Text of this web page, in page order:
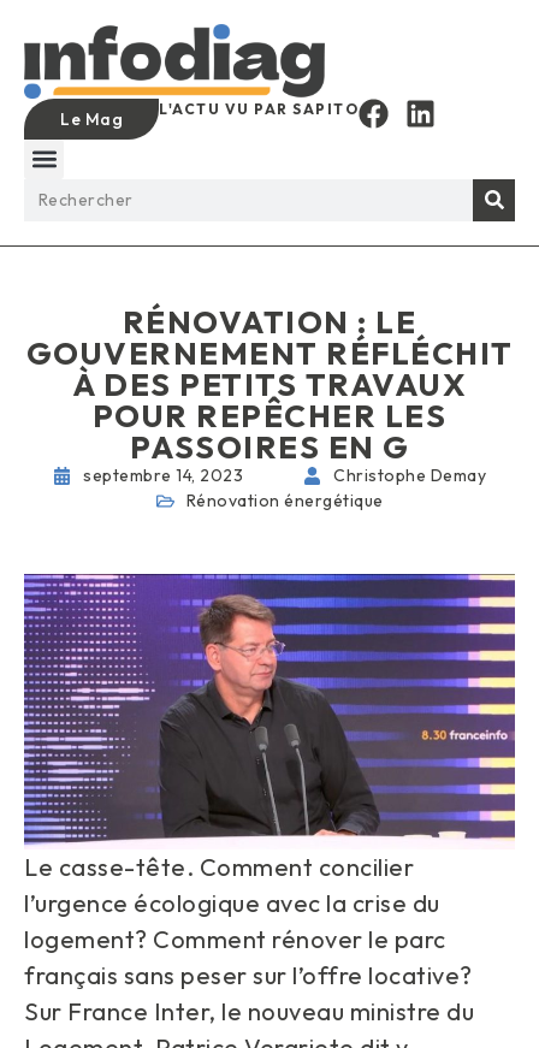
Le Mag L'ACTU VU PAR SAPITO
RÉNOVATION : LE
GOUVERNEMENT RÉFLÉCHIT
À DES PETITS TRAVAUX
POUR REPÊCHER LES
PASSOIRES EN G
septembre 14, 2023
Christophe Demay
Rénovation énergétique
Le casse-tête. Comment concilier
l’urgence écologique avec la crise du
logement? Comment rénover le parc
français sans peser sur l’offre locative?
Sur France Inter, le nouveau ministre du